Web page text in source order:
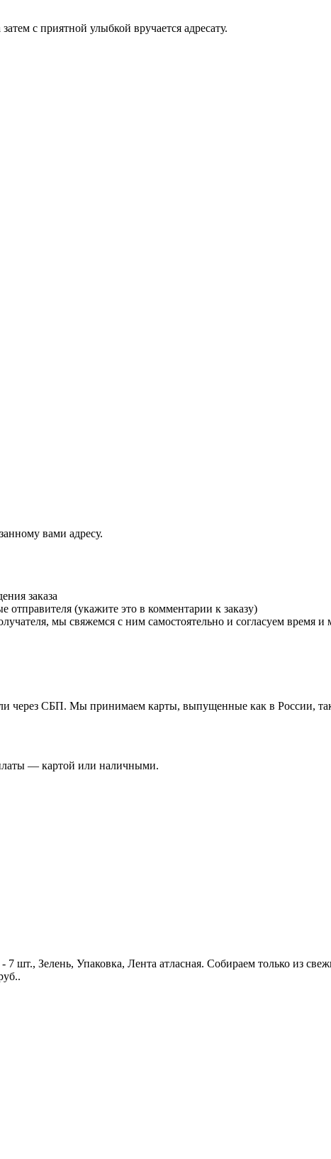
с приятной улыбкой вручается адресату.
вами адресу.
заказа
(укажите это в комментарии к заказу)
мы свяжемся с ним самостоятельно и согласуем время и
через СБП. Мы принимаем карты, выпущенные как в России,
— картой или наличными.
шт., Зелень, Упаковка, Лента атласная. Собираем только из